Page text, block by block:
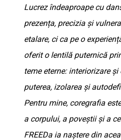
Lucrez îndeaproape cu
prezența, precizia și
etalare, ci ca pe o
oferit o lentilă puternică
teme eterne: interiorizare
puterea, izolarea și
Pentru mine, coregrafia
a corpului, a poveștii și a
FREEDa ia naștere din